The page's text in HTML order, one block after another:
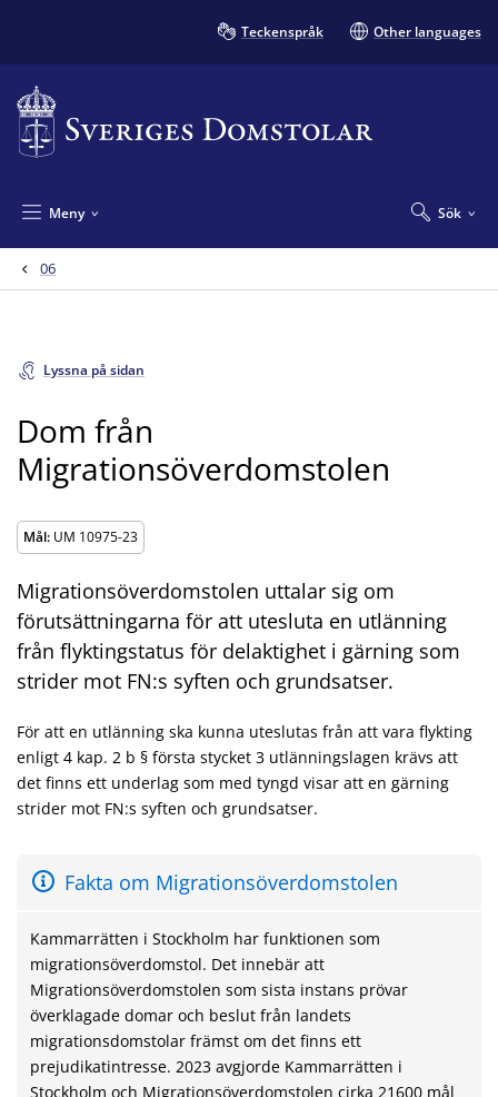
Teckenspråk Other languages
Sök
Meny
06
Lyssna på sidan
Dom från
Migrationsöverdomstolen
Mål: UM 10975-23
Migrationsöverdomstolen uttalar sig om
förutsättningarna för att utesluta en utlänning
från flyktingstatus för delaktighet i gärning som
strider mot FN:s syften och grundsatser.
För att en utlänning ska kunna uteslutas från att vara flykting
enligt 4 kap. 2 b § första stycket 3 utlänningslagen krävs att
det finns ett underlag som med tyngd visar att en gärning
strider mot FN:s syften och grundsatser.
Fakta om Migrationsöverdomstolen
Kammarrätten i Stockholm har funktionen som
migrationsöverdomstol. Det innebär att
Migrationsöverdomstolen som sista instans prövar
överklagade domar och beslut från landets
migrationsdomstolar främst om det finns ett
prejudikatintresse. 2023 avgjorde Kammarrätten i
Stockholm och Migrationsöverdomstolen cirka 21600 mål